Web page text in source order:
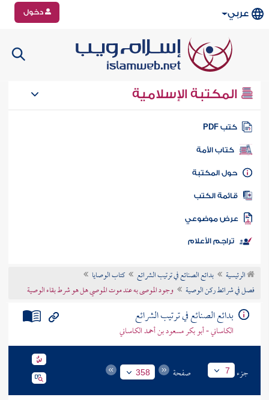
عربي دخول
المكتبة الإسلامية
كتب PDF
كتاب الأمة
المكتبة
الكتب
موضوعي
تراجم الأعلام
الرئيسية بدائع الصنائع في ترتيب الشرائع
كتاب الوصايا
فصل في شرائط ركن الوصية
وجود الموصى به عند موت الموصي هل هو شرط بقاء الوصية
بدائع الصنائع في ترتيب الشرائع
الكاساني - أبو بكر مسعود بن أحمد الكاساني
جزء 7 صفحة 358